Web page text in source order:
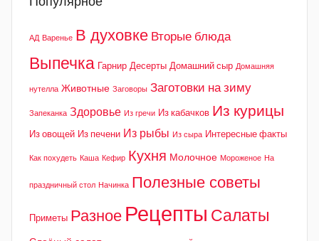
АД Варенье В духовке Вторые блюда
Выпечка Гарнир Десерты Домашний сыр Домашняя
нутелла Животные Заговоры Заготовки на зиму
Запеканка Здоровье Из гречи Из кабачков Из курицы
Из овощей Из печени Из рыбы Из сыра Интересные факты
Как похудеть Каша Кефир Кухня Молочное Мороженое На
праздничный стол Начинка Полезные советы
Приметы Разное Рецепты Салаты